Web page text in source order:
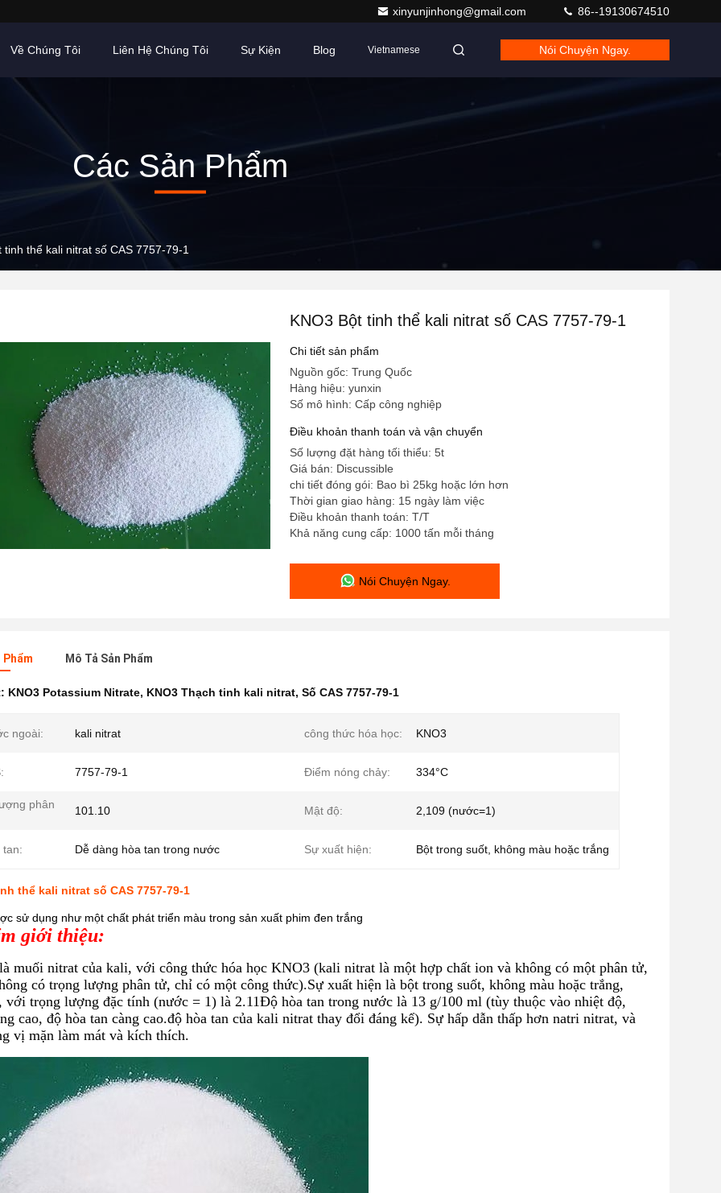
xinyunjinhong@gmail.com 86--19130674510
Về Chúng Tôi Liên Hệ Chúng Tôi Sự Kiện Blog Vietnamese Nói Chuyện Ngay.
Các Sản Phẩm
tinh thể kali nitrat số CAS 7757-79-1
KNO3 Bột tinh thể kali nitrat số CAS 7757-79-1
Chi tiết sản phẩm
Nguồn gốc: Trung Quốc
Hàng hiệu: yunxin
Số mô hình: Cấp công nghiệp
Điều khoản thanh toán và vận chuyển
Số lượng đặt hàng tối thiểu: 5t
Giá bán: Discussible
chi tiết đóng gói: Bao bì 25kg hoặc lớn hơn
Thời gian giao hàng: 15 ngày làm việc
Điều khoản thanh toán: T/T
Khả năng cung cấp: 1000 tấn mỗi tháng
Nói Chuyện Ngay.
Mô Tả Sản Phẩm
KNO3 Potassium Nitrate, KNO3 Thạch tinh kali nitrat, Số CAS 7757-79-1
ngoài: kali nitrat công thức hóa học: KNO3
7757-79-1 Điểm nóng chảy: 334°C
phân 101.10 Mật độ: 2,109 (nước=1)
Dễ dàng hòa tan trong nước Sự xuất hiện: Bột trong suốt, không màu hoặc trắng
thể kali nitrat số CAS 7757-79-1
sử dụng như một chất phát triển màu trong sản xuất phim đen trắng
giới thiệu:
muối nitrat của kali, với công thức hóa học KNO3 (kali nitrat là một hợp chất ion và không có một phân tử,
có trọng lượng phân tử, chỉ có một công thức).Sự xuất hiện là bột trong suốt, không màu hoặc trắng,
với trọng lượng đặc tính (nước = 1) là 2.11Độ hòa tan trong nước là 13 g/100 ml (tùy thuộc vào nhiệt độ,
cao, độ hòa tan càng cao.độ hòa tan của kali nitrat thay đổi đáng kể). Sự hấp dẫn thấp hơn natri nitrat, và
vị mặn làm mát và kích thích.